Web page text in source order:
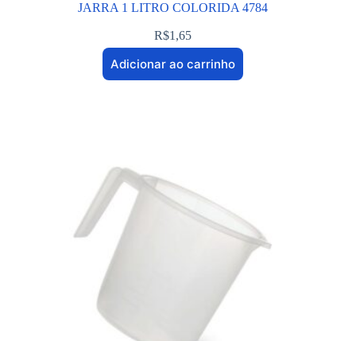
JARRA 1 LITRO COLORIDA 4784
R$1,65
Adicionar ao carrinho